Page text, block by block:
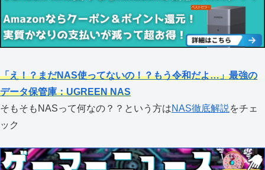
「え！？まだNAS使ってないの！？もう令和だよ…」最強の
データ保管庫：UGREEN NAS
そもそもNASって何なの？？という方はNAS徹底解説 をチェ
ック